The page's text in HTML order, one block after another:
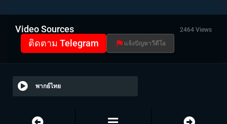
Video Sources 2464 Views
ติดตาม Telegram แจ้งปัญหาวีดีโอ
พากย์ไทย